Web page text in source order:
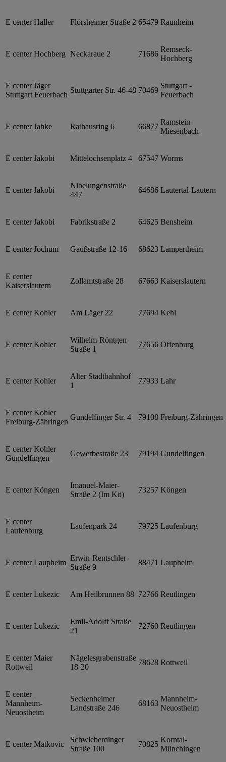
E center Haller Flörsheimer Straße 2 65479 Raunheim
E center Hochberg Neckaraue 2 71686
Remseck-
Hochberg
E center Jäger
Stuttgart Feuerbach
Stuttgarter Str. 46-48 70469
Stuttgart -
Feuerbach
E center Jahke Rathausring 6 66877
Ramstein-
Miesenbach
E center Jakobi Mittelochsenplatz 4 67547 Worms
E center Jakobi
Nibelungenstraße
447
64686 Lautertal-Lautern
E center Jakobi Fabrikstraße 2 64625 Bensheim
E center Jochum Gaußstraße 12-16 68623 Lampertheim
E center
Kaiserslautern
Zollamtstraße 28 67663 Kaiserslautern
E center Kohler Am Läger 22 77694 Kehl
E center Kohler
Wilhelm-Röntgen-
Straße 1
77656 Offenburg
E center Kohler
Alter Stadtbahnhof
1
77933 Lahr
E center Kohler
Freiburg-Zähringen
Gundelfinger Str. 4 79108 Freiburg-Zähringen
E center Kohler
Gundelfingen
Gewerbestraße 23 79194 Gundelfingen
E center Köngen
Imanuel-Maier-
Straße 2 (Im Kö)
73257 Köngen
E center
Laufenburg
Laufenpark 24 79725 Laufenburg
E center Laupheim
Erwin-Rentschler-
Straße 9
88471 Laupheim
E center Lukezic Am Heilbrunnen 88 72766 Reutlingen
E center Lukezic
Emil-Adolff Straße
21
72760 Reutlingen
E center Maier
Rottweil
Nägelesgrabenstraße
18-20
78628 Rottweil
E center
Mannheim-
Neuostheim
Seckenheimer
Landstraße 246
68163
Mannheim-
Neuostheim
E center Matkovic
Schwieberdinger
Straße 100
70825
Korntal-
Münchingen